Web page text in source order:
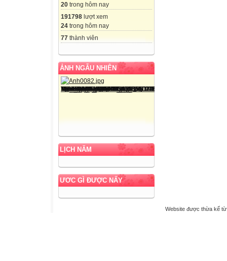
20 trong hôm nay
191798 lượt xem
24 trong hôm nay
77 thành viên
ẢNH NGẪU NHIÊN
LỊCH NĂM
ƯƠC GÌ ĐƯỢC NẤY
Website được thừa kế